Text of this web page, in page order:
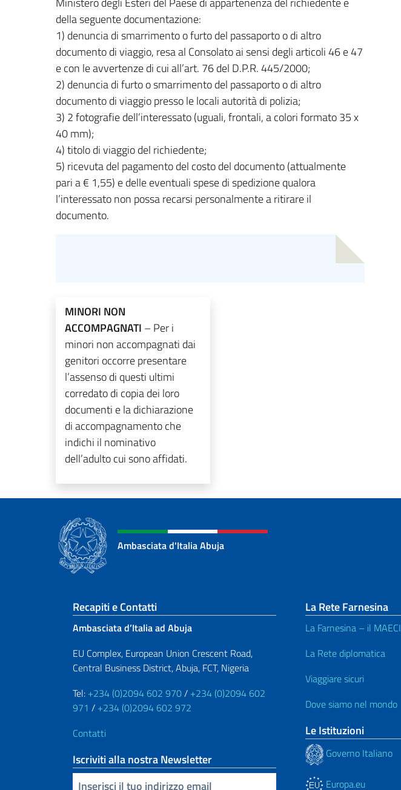
della seguente documentazione:
1) denuncia di smarrimento o furto del passaporto o di altro
documento di viaggio, resa al Consolato ai sensi degli articoli 46 e 47
e con le avvertenze di cui all’art. 76 del D.P.R. 445/2000;
2) denuncia di furto o smarrimento del passaporto o di altro
documento di viaggio presso le locali autorità di polizia;
3) 2 fotografie dell’interessato (uguali, frontali, a colori formato 35 x
40 mm);
4) titolo di viaggio del richiedente;
5) ricevuta del pagamento del costo del documento (attualmente
pari a € 1,55) e delle eventuali spese di spedizione qualora
l’interessato non possa recarsi personalmente a ritirare il
documento.
MINORI NON
ACCOMPAGNATI – Per i
minori non accompagnati dai
genitori occorre presentare
l’assenso di questi ultimi
corredato di copia dei loro
documenti e la dichiarazione
di accompagnamento che
indichi il nominativo
dell’adulto cui sono affidati.
Ambasciata d'Italia Abuja
Sezione footer
Recapiti e Contatti
Ambasciata d’Italia ad Abuja
EU Complex, European Union Crescent Road,
Central Business District, Abuja, FCT, Nigeria
Tel: +234 (0)2094 602 970/ +234 (0)2094 602
971 / +234 (0)2094 602 972
Contatti
Iscriviti alla nostra Newsletter
Inserisci la tua email
La Rete Farnesina
La Farnesina – il MAECI
La Rete diplomatica
Viaggiare sicuri
Dove siamo nel mondo
Le Istituzioni
Governo Italiano
Europa.eu